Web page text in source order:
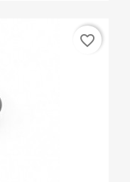
favorite_border